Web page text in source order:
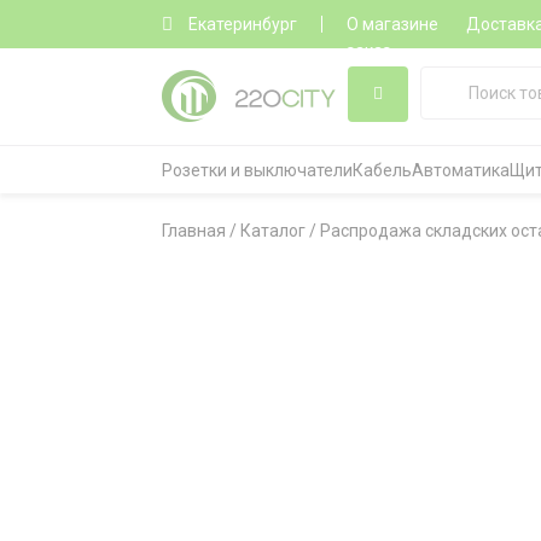
Екатеринбург О магазине
заказ
Розетки и выключателиКабельАвтоматика
Главная / Каталог / Распродажа складских